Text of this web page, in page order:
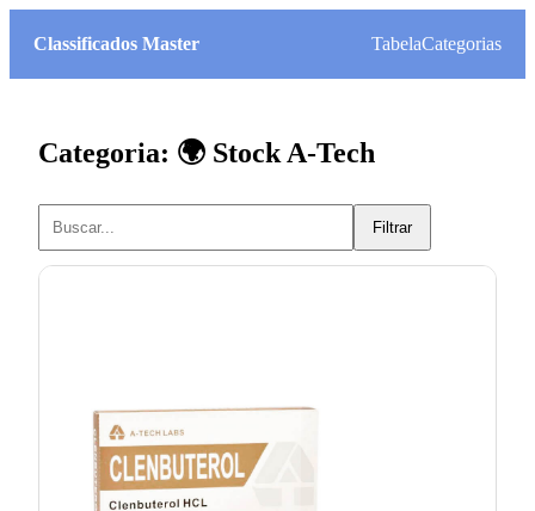
Classificados Master TabelaCategorias
Categoria: 🌍 Stock A-Tech
Filtrar